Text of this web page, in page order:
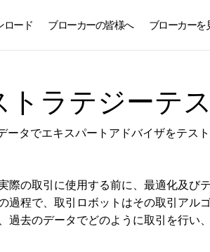
ロード ブローカーの皆様へ ブローカーを
日本語
トラテジーテ
ータでエキスパートアドバイザをテス
の取引に使用する前に、最適化及び
程で、取引ロボットはその取引ア
去のデータでどのように取引を行い